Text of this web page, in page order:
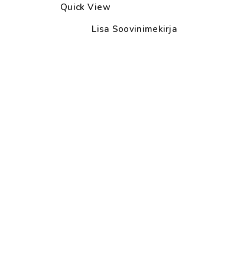
Quick View
Lisa Soovinimekirja